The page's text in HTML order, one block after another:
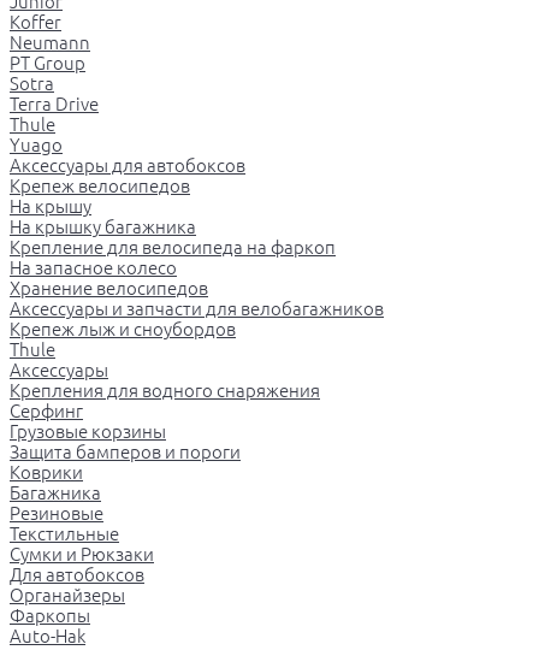
Koffer
Neumann
PT Group
Sotra
Terra Drive
Thule
Yuago
Аксессуары для автобоксов
Крепеж велосипедов
На крышу
На крышку багажника
Крепление для велосипеда на фаркоп
На запасное колесо
Хранение велосипедов
Аксессуары и запчасти для велобагажников
Крепеж лыж и сноубордов
Thule
Аксессуары
Крепления для водного снаряжения
Серфинг
Грузовые корзины
Защита бамперов и пороги
Коврики
Багажника
Резиновые
Текстильные
Сумки и Рюкзаки
Для автобоксов
Органайзеры
Фаркопы
Auto-Hak